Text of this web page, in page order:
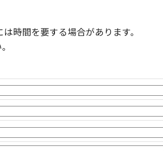
時間を要する場合があります。